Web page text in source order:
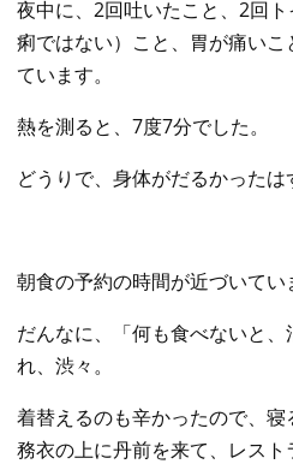
夜中に、2回吐いたこと、2回
痢ではない）こと、胃が痛い
ています。
熱を測ると、7度7分でした。
どうりで、身体がだるかったは
朝食の予約の時間が近づいてい
だんなに、「何も食べないと
れ、渋々。
着替えるのも辛かったので、
務衣の上に丹前を来て、レスト